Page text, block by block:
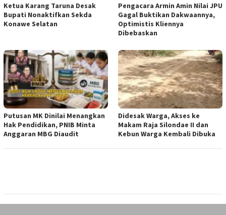
Ketua ‎Karang Taruna Desak
Bupati Nonaktifkan Sekda
Konawe Selatan
‎Pengacara Armin Amin Nilai JPU
Gagal Buktikan Dakwaannya,
Optimistis Kliennya
Dibebaskan
Putusan MK Dinilai Menangkan
Hak Pendidikan, PNIB Minta
Anggaran MBG Diaudit
Didesak Warga, Akses ke
Makam Raja Silondae II dan
Kebun Warga Kembali Dibuka